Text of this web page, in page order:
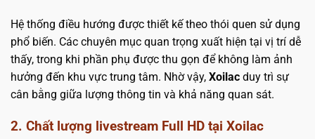
Hệ thống điều hướng được thiết kế theo thói quen sử dụng
phổ biến. Các chuyên mục quan trọng xuất hiện tại vị trí dễ
thấy, trong khi phần phụ được thu gọn để không làm ảnh
hưởng đến khu vực trung tâm. Nhờ vậy, Xoilac duy trì sự
cân bằng giữa lượng thông tin và khả năng quan sát.
2. Chất lượng livestream Full HD tại Xoilac